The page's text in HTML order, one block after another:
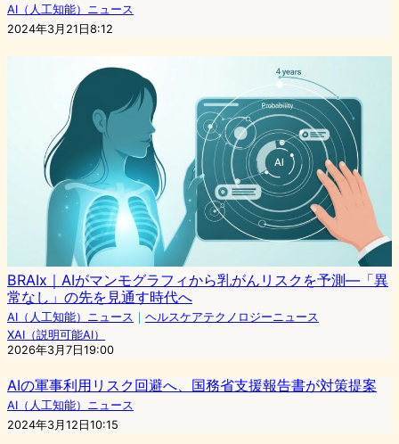
AI（人工知能）ニュース
2024年3月21日8:12
BRAIx｜AIがマンモグラフィから乳がんリスクを予測—「異
常なし」の先を見通す時代へ
AI（人工知能）ニュース ｜ ヘルスケアテクノロジーニュース
XAI（説明可能AI）
2026年3月7日19:00
AIの軍事利用リスク回避へ、国務省支援報告書が対策提案
AI（人工知能）ニュース
2024年3月12日10:15